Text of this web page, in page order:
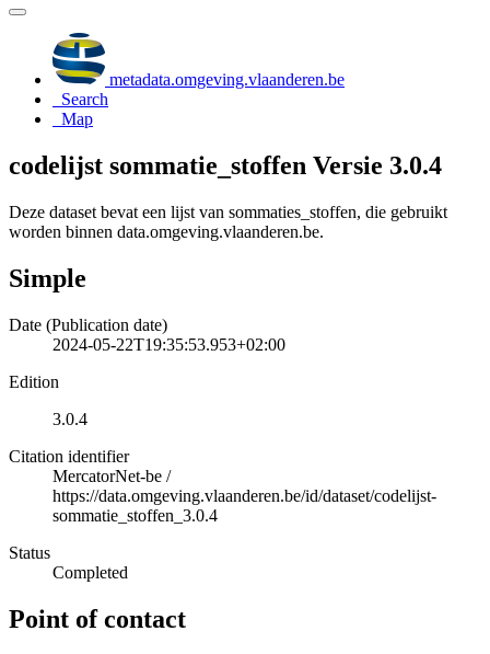
metadata.omgeving.vlaanderen.be
Search
Map
codelijst sommatie_stoffen Versie 3.0.4
Deze dataset bevat een lijst van sommaties_stoffen, die gebruikt
worden binnen data.omgeving.vlaanderen.be.
Simple
Date (Publication date)
2024-05-22T19:35:53.953+02:00
Edition
3.0.4
Citation identifier
MercatorNet-be /
https://data.omgeving.vlaanderen.be/id/dataset/codelijst-
sommatie_stoffen_3.0.4
Status
Completed
Point of contact